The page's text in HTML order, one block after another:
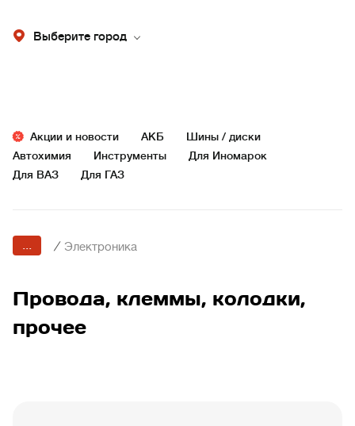
Выберите город
Акции и новости АКБ
Шины / диски
Автохимия
Инструменты
Для Иномарок
Для ВАЗ
Для ГАЗ
... / Электроника
Провода, клеммы, колодки,
прочее